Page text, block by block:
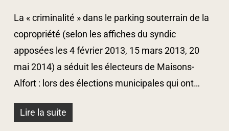
La « criminalité » dans le parking souterrain de la
copropriété (selon les affiches du syndic
apposées les 4 février 2013, 15 mars 2013, 20
mai 2014) a séduit les électeurs de Maisons-
Alfort : lors des élections municipales qui ont…
Lire la suite